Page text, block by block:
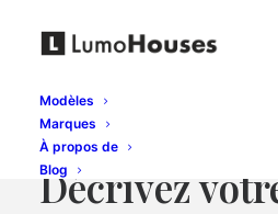
Modèles
Marques
À propos de
Blog
Décrivez